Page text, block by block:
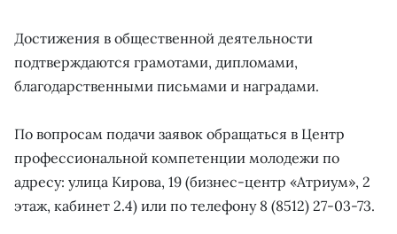
Достижения в общественной деятельности
подтверждаются грамотами, дипломами,
благодарственными письмами и наградами.
По вопросам подачи заявок обращаться в Центр
профессиональной компетенции молодежи по
адресу: улица Кирова, 19 (бизнес-центр «Атриум», 2
этаж, кабинет 2.4) или по телефону 8 (8512) 27-03-73.